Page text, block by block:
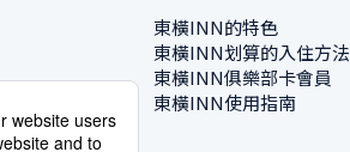
東橫INN的特色
東橫INN划算的入住方法
東橫INN俱樂部卡會員
東橫INN使用指南